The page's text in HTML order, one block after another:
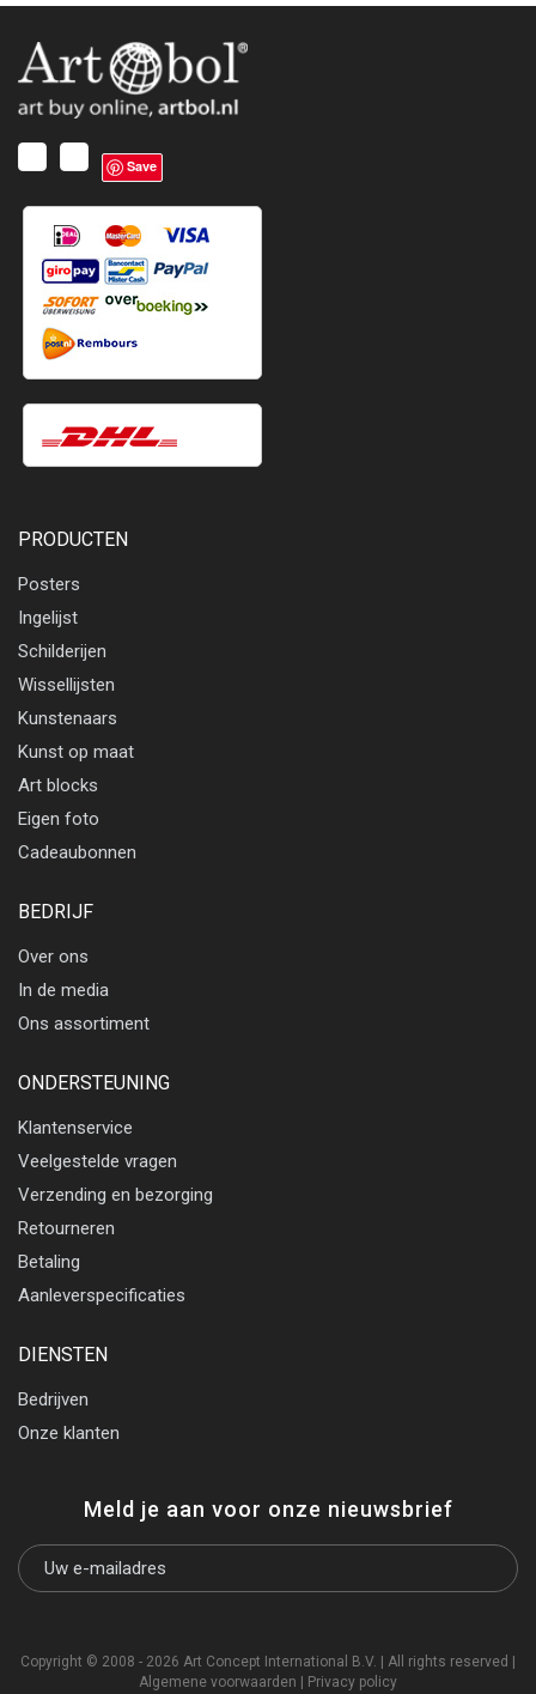
Save
PRODUCTEN
Posters
Ingelijst
Schilderijen
Wissellijsten
Kunstenaars
Kunst op maat
Art blocks
Eigen foto
Cadeaubonnen
BEDRIJF
Over ons
In de media
Ons assortiment
ONDERSTEUNING
Klantenservice
Veelgestelde vragen
Verzending en bezorging
Retourneren
Betaling
Aanleverspecificaties
DIENSTEN
Bedrijven
Onze klanten
Meld je aan voor onze nieuwsbrief
Copyright © 2008 - 2026 Art Concept International B.V. | All rights reserved |
Algemene voorwaarden
Privacy policy